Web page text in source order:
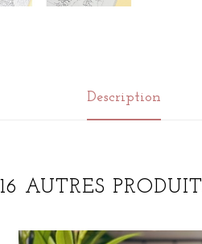
Description
16 AUTRES